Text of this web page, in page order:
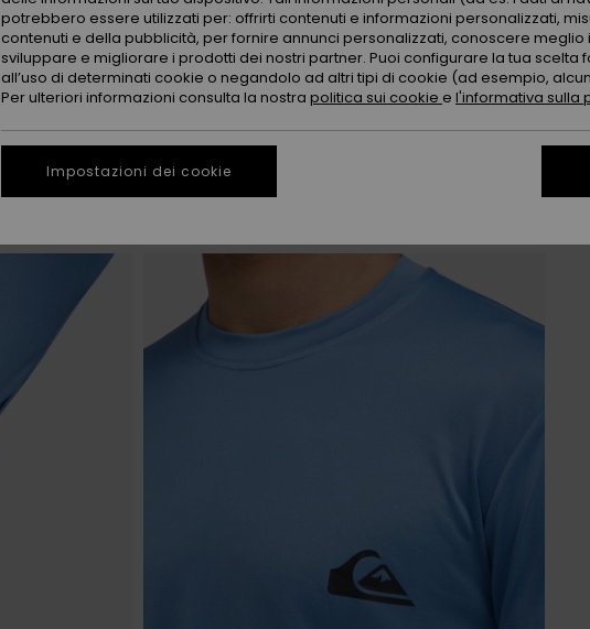
potrebbero essere utilizzati per: offrirti contenuti e informazioni personalizzati,
contenuti e della pubblicità, per fornire annunci personalizzati, conoscere meglio
sviluppare e migliorare i prodotti dei nostri partner. Puoi configurare la tua scelta
all’uso di determinati cookie o negandolo ad altri tipi di cookie (ad esempio,
Per ulteriori informazioni consulta la nostra politica sui cookie e l'informativa sulla
Impostazioni dei cookie